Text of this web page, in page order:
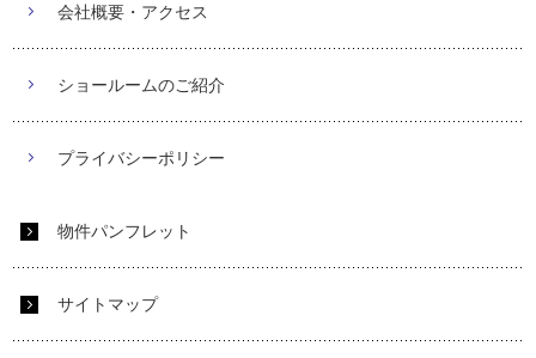
会社概要・アクセス
ショールームのご紹介
プライバシーポリシー
物件パンフレット
サイトマップ